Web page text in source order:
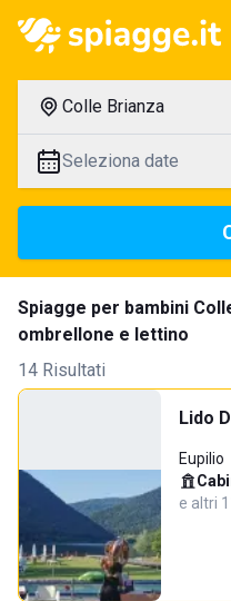
Colle Brianza
Seleziona date
Spiagge per bambini
ombrellone e lettino
14 Risultati
Lido
Eupilio
e altri